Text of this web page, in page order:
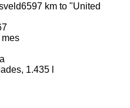
6597 km to "United
mes
1.435 l